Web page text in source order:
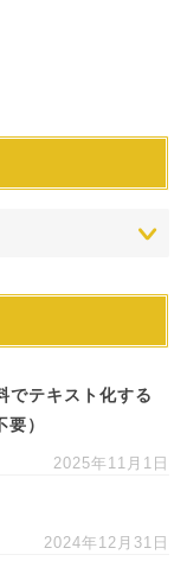
でテキスト化する
）
2025年11月1日
2024年12月31日